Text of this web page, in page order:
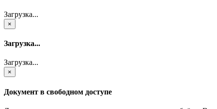
Загрузка...
×
Загрузка...
Загрузка...
×
Документ в свободном доступе